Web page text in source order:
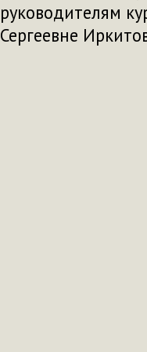
руководителям
Сергеевне